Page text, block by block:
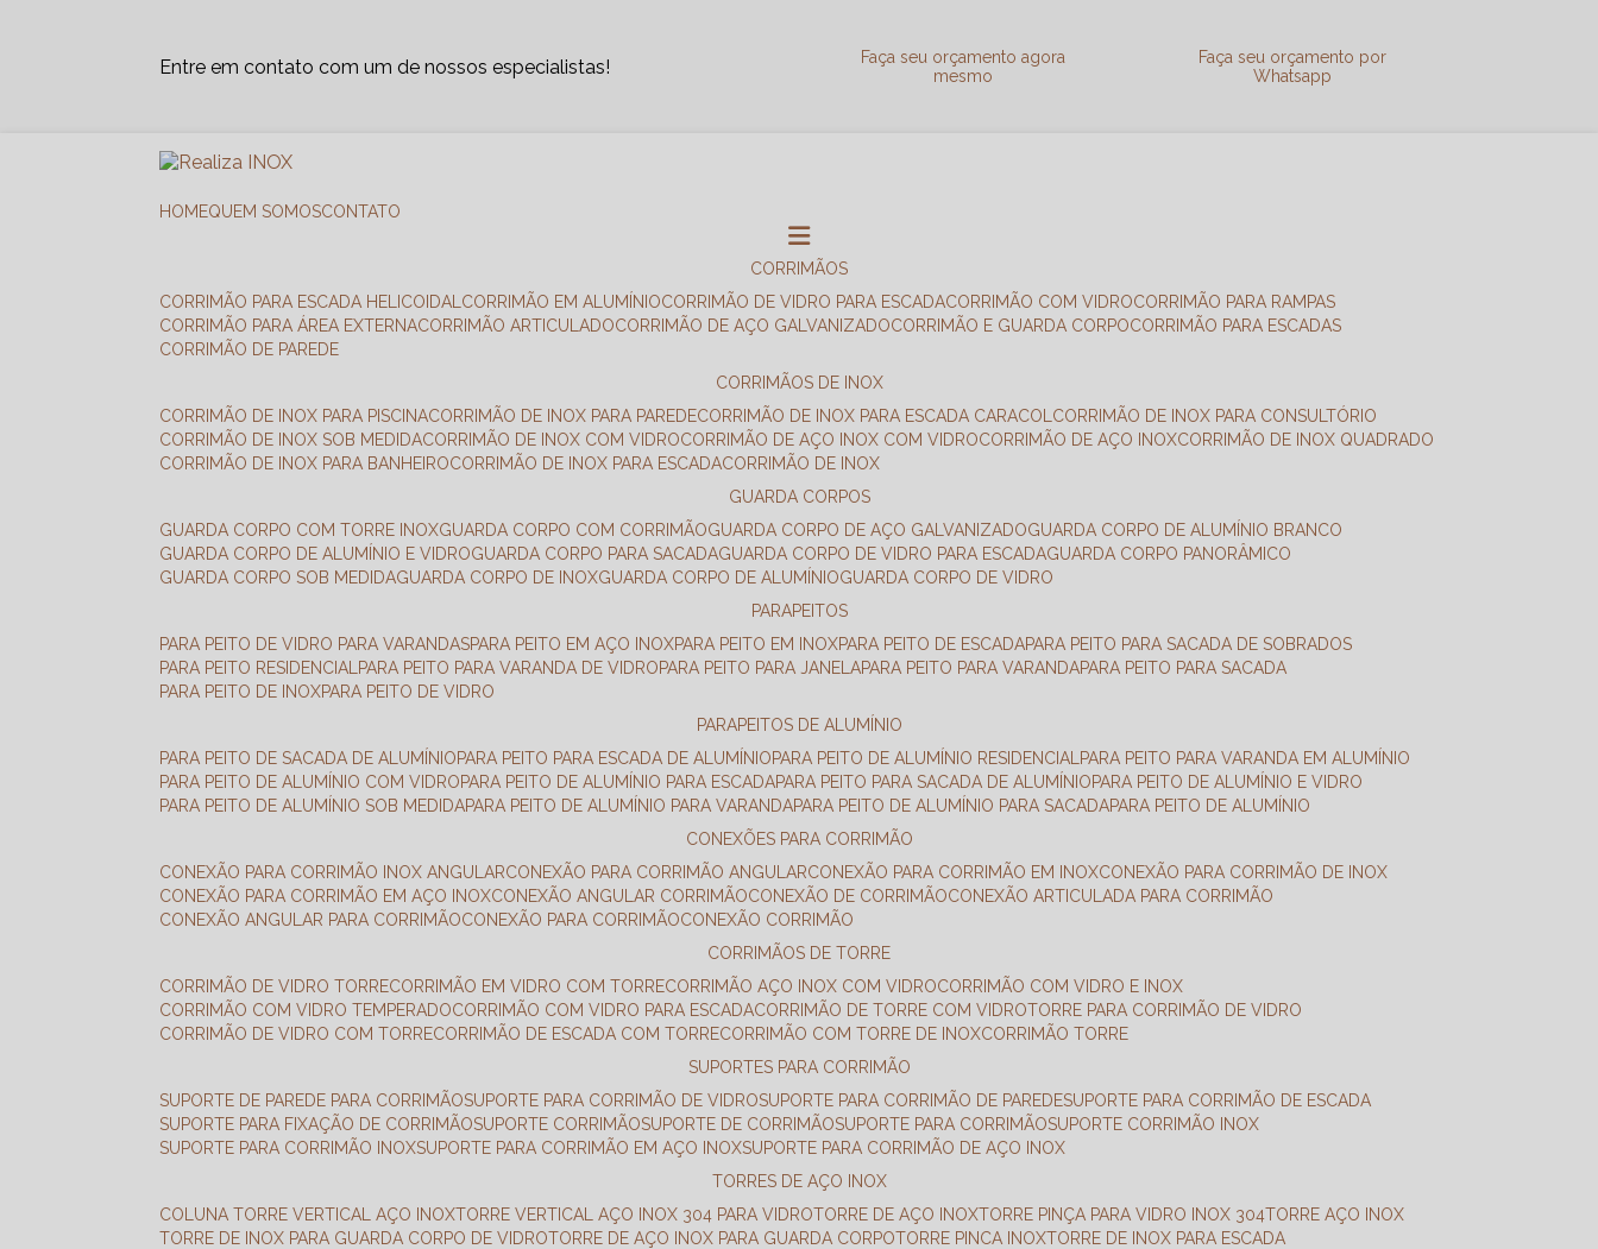
Entre em contato com um de nossos especialistas!
Faça seu orçamento agora
mesmo
Faça seu orçamento por
Whatsapp
HOME QUEM SOMOS CONTATO
CORRIMÃOS
CORRIMÃO PARA ESCADA HELICOIDAL
CORRIMÃO EM ALUMÍNIO CORRIMÃO DE VIDRO PARA ESCADA CORRIMÃO COM VIDRO
CORRIMÃO PARA RAMPAS
CORRIMÃO PARA ÁREA EXTERNA
CORRIMÃO ARTICULADO CORRIMÃO DE AÇO GALVANIZADO CORRIMÃO E GUARDA CORPO
CORRIMÃO PARA ESCADAS
CORRIMÃO DE PAREDE
CORRIMÃOS DE INOX
CORRIMÃO DE INOX PARA PISCINA
CORRIMÃO DE INOX PARA PAREDE CORRIMÃO DE INOX PARA ESCADA CARACOL
CORRIMÃO DE INOX PARA CONSULTÓRIO
CORRIMÃO DE INOX SOB MEDIDA
CORRIMÃO DE INOX COM VIDRO CORRIMÃO DE AÇO INOX COM VIDRO CORRIMÃO DE AÇO INOX
CORRIMÃO DE INOX QUADRADO
CORRIMÃO DE INOX PARA BANHEIRO
CORRIMÃO DE INOX PARA ESCADA
CORRIMÃO DE INOX
GUARDA CORPOS
GUARDA CORPO COM TORRE INOX
GUARDA CORPO COM CORRIMÃO GUARDA CORPO DE AÇO GALVANIZADO
GUARDA CORPO DE ALUMÍNIO BRANCO
GUARDA CORPO DE ALUMÍNIO E VIDRO
GUARDA CORPO PARA SACADA GUARDA CORPO DE VIDRO PARA ESCADA
GUARDA CORPO PANORÂMICO
GUARDA CORPO SOB MEDIDA
GUARDA CORPO DE INOX GUARDA CORPO DE ALUMÍNIO
GUARDA CORPO DE VIDRO
PARAPEITOS
PARA PEITO DE VIDRO PARA VARANDAS PARA PEITO EM AÇO INOX PARA PEITO EM INOX PARA PEITO DE ESCADA PARA PEITO PARA SACADA DE SOBRADOS
PARA PEITO RESIDENCIAL
PARA PEITO PARA VARANDA DE VIDRO PARA PEITO PARA JANELA PARA PEITO PARA VARANDA PARA PEITO PARA SACADA
PARA PEITO DE INOX PARA PEITO DE VIDRO
PARAPEITOS DE ALUMÍNIO
PARA PEITO DE SACADA DE ALUMÍNIO PARA PEITO PARA ESCADA DE ALUMÍNIO PARA PEITO DE ALUMÍNIO RESIDENCIAL
PARA PEITO PARA VARANDA EM ALUMÍNIO
PARA PEITO DE ALUMÍNIO COM VIDRO PARA PEITO DE ALUMÍNIO PARA ESCADA PARA PEITO PARA SACADA DE ALUMÍNIO PARA PEITO DE ALUMÍNIO E VIDRO
PARA PEITO DE ALUMÍNIO SOB MEDIDA PARA PEITO DE ALUMÍNIO PARA VARANDA PARA PEITO DE ALUMÍNIO PARA SACADA PARA PEITO DE ALUMÍNIO
CONEXÕES PARA CORRIMÃO
CONEXÃO PARA CORRIMÃO INOX ANGULAR
CONEXÃO PARA CORRIMÃO ANGULAR CONEXÃO PARA CORRIMÃO EM INOX
CONEXÃO PARA CORRIMÃO DE INOX
CONEXÃO PARA CORRIMÃO EM AÇO INOX
CONEXÃO ANGULAR CORRIMÃO CONEXÃO DE CORRIMÃO
CONEXÃO ARTICULADA PARA CORRIMÃO
CONEXÃO ANGULAR PARA CORRIMÃO
CONEXÃO PARA CORRIMÃO
CONEXÃO CORRIMÃO
CORRIMÃOS DE TORRE
CORRIMÃO DE VIDRO TORRE
CORRIMÃO EM VIDRO COM TORRE CORRIMÃO AÇO INOX COM VIDRO
CORRIMÃO COM VIDRO E INOX
CORRIMÃO COM VIDRO TEMPERADO
CORRIMÃO COM VIDRO PARA ESCADA CORRIMÃO DE TORRE COM VIDRO TORRE PARA CORRIMÃO DE VIDRO
CORRIMÃO DE VIDRO COM TORRE
CORRIMÃO DE ESCADA COM TORRE CORRIMÃO COM TORRE DE INOX
CORRIMÃO TORRE
SUPORTES PARA CORRIMÃO
SUPORTE DE PAREDE PARA CORRIMÃO
SUPORTE PARA CORRIMÃO DE VIDRO SUPORTE PARA CORRIMÃO DE PAREDE SUPORTE PARA CORRIMÃO DE ESCADA
SUPORTE PARA FIXAÇÃO DE CORRIMÃO
SUPORTE CORRIMÃO SUPORTE DE CORRIMÃO SUPORTE PARA CORRIMÃO
SUPORTE CORRIMÃO INOX
SUPORTE PARA CORRIMÃO INOX SUPORTE PARA CORRIMÃO EM AÇO INOX SUPORTE PARA CORRIMÃO DE AÇO INOX
TORRES DE AÇO INOX
COLUNA TORRE VERTICAL AÇO INOX TORRE VERTICAL AÇO INOX 304 PARA VIDRO TORRE DE AÇO INOX TORRE PINÇA PARA VIDRO INOX 304 TORRE AÇO INOX
TORRE DE INOX PARA GUARDA CORPO DE VIDRO TORRE DE AÇO INOX PARA GUARDA CORPO TORRE PINCA INOX TORRE DE INOX PARA ESCADA